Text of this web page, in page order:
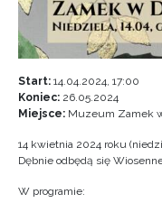
Start: 14.04.2024, 17:00
Koniec: 26.05.2024
Miejsce: Muzeum Zamek
14 kwietnia 2024 roku
Dębnie odbędą się
W programie: